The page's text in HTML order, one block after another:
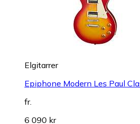
Elgitarrer
Epiphone Modern Les Paul
fr.
6 090 kr